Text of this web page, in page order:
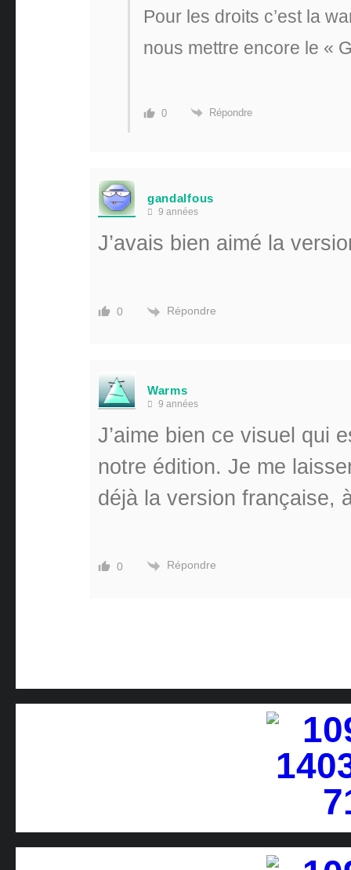
Pour les droits c’est la
nous mettre encore le «
0 Répondre
gandalfous
9 années
J’avais bien aimé la
0 Répondre
Warms
9 années
J’aime bien ce visuel qui
notre édition. Je me
déjà la version française,
0 Répondre